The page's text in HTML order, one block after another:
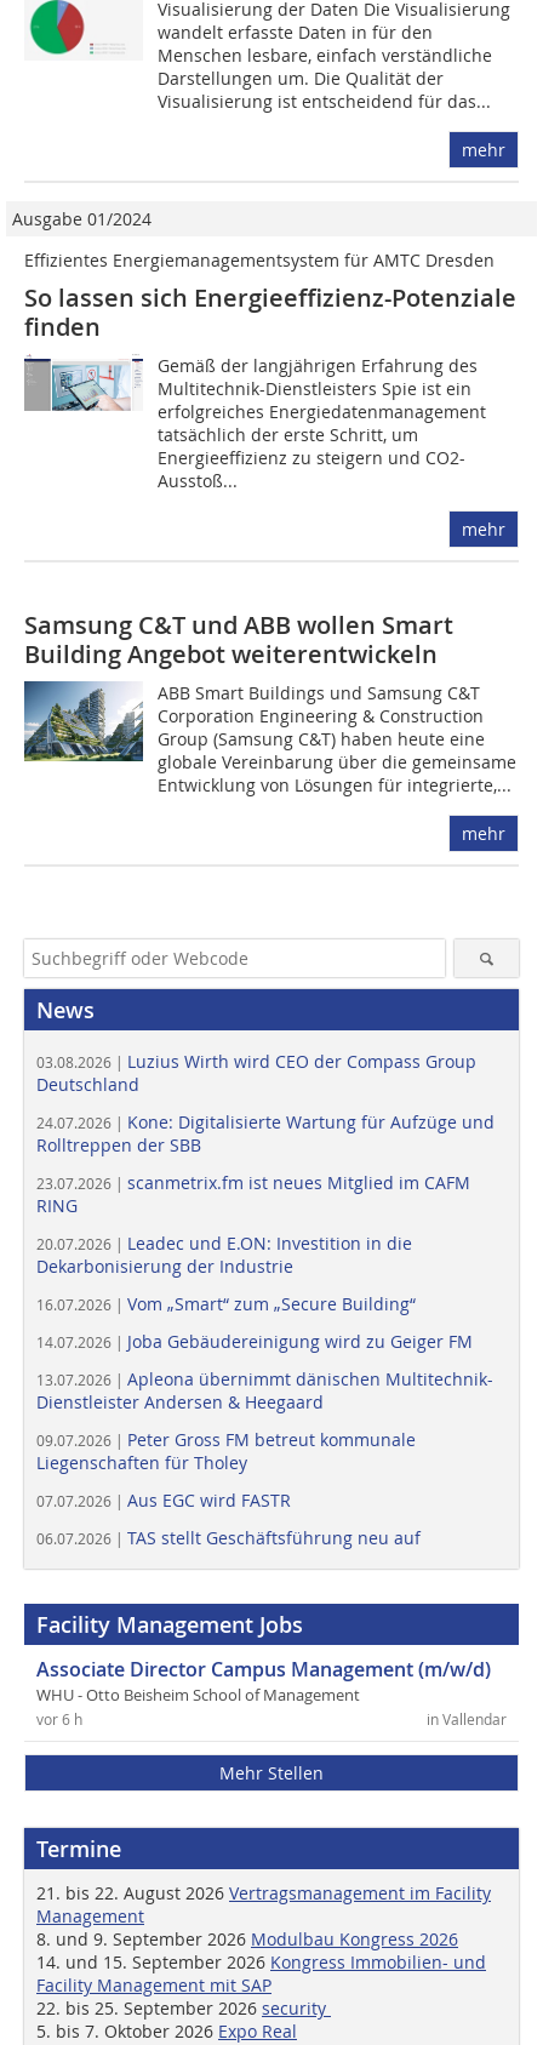
Visualisierung der Daten Die Visualisierung
wandelt erfasste Daten in für den
Menschen lesbare, einfach verständliche
Darstellungen um. Die Qualität der
Visualisierung ist entscheidend für das...
mehr
Ausgabe 01/2024
Effizientes Energiemanagementsystem für AMTC Dresden
So lassen sich Energieeffizienz-Potenziale
finden
Gemäß der langjährigen Erfahrung des
Multitechnik-Dienstleisters Spie ist ein
erfolgreiches Energiedatenmanagement
tatsächlich der erste Schritt, um
Energieeffizienz zu steigern und CO2-
Ausstoß...
mehr
Samsung C&T und ABB wollen Smart
Building Angebot weiterentwickeln
ABB Smart Buildings und Samsung C&T
Corporation Engineering & Construction
Group (Samsung C&T) haben heute eine
globale Vereinbarung über die gemeinsame
Entwicklung von Lösungen für integrierte,...
mehr
News
03.08.2026 | Luzius Wirth wird CEO der Compass Group
Deutschland
24.07.2026 | Kone: Digitalisierte Wartung für Aufzüge und
Rolltreppen der SBB
23.07.2026 | scanmetrix.fm ist neues Mitglied im CAFM
RING
20.07.2026 | Leadec und E.ON: Investition in die
Dekarbonisierung der Industrie
16.07.2026 | Vom „Smart“ zum „Secure Building“
14.07.2026 | Joba Gebäudereinigung wird zu Geiger FM
13.07.2026 | Apleona übernimmt dänischen Multitechnik-
Dienstleister Andersen & Heegaard
09.07.2026 | Peter Gross FM betreut kommunale
Liegenschaften für Tholey
07.07.2026 | Aus EGC wird FASTR
06.07.2026 | TAS stellt Geschäftsführung neu auf
Facility Management Jobs
Associate Director Campus Management (m/w/d)
WHU - Otto Beisheim School of Management
in Vallendar
vor 6 h
Mehr Stellen
Termine
21. bis 22. August 2026 Vertragsmanagement im Facility
Management
8. und 9. September 2026 Modulbau Kongress 2026
14. und 15. September 2026 Kongress Immobilien- und
Facility Management mit SAP
22. bis 25. September 2026 security
5. bis 7. Oktober 2026 Expo Real